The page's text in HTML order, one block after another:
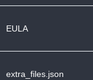
EULA
extra_files.json